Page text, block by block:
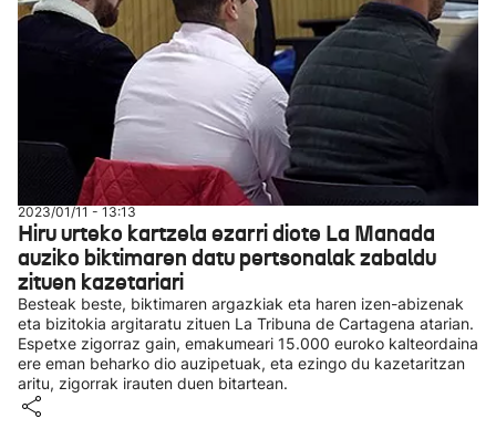
2023/01/11 - 13:13
Hiru urteko kartzela ezarri diote La Manada
auziko biktimaren datu pertsonalak zabaldu
zituen kazetariari
Besteak beste, biktimaren argazkiak eta haren izen-abizenak
eta bizitokia argitaratu zituen La Tribuna de Cartagena atarian.
Espetxe zigorraz gain, emakumeari 15.000 euroko kalteordaina
ere eman beharko dio auzipetuak, eta ezingo du kazetaritzan
aritu, zigorrak irauten duen bitartean.